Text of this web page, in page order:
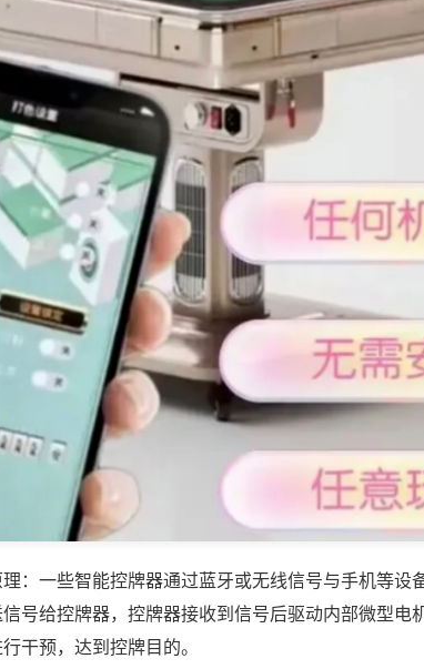
：一些智能控牌器通过蓝牙或无线信号与手机等设
号给控牌器，控牌器接收到信号后驱动内部微型电
干预，达到控牌目的。